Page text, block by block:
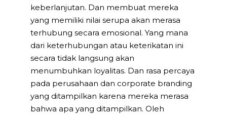
keberlanjutan. Dan membuat mereka
yang memiliki nilai serupa akan merasa
terhubung secara emosional. Yang mana
dari keterhubungan atau keterikatan ini
secara tidak langsung akan
menumbuhkan loyalitas. Dan rasa percaya
pada perusahaan dan corporate branding
yang ditampilkan karena mereka merasa
bahwa apa yang ditampilkan. Oleh